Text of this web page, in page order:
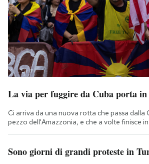
La via per fuggire da Cuba porta
Ci arriva da una nuova rotta che passa dalla
pezzo dell'Amazzonia, e che a volte finisce
Sono giorni di grandi proteste in